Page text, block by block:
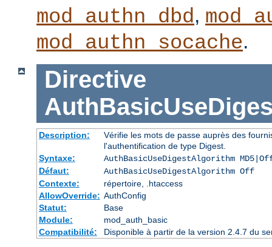
mod_authn_dbd,
mod_authn_socache.
Directive
Description:
Vérifie les mots de passe auprès des
l'authentification de type Digest.
Syntaxe:
AuthBasicUseDigestAlgorithm
Défaut:
AuthBasicUseDigestAlgorithm Off
Contexte:
répertoire, .htaccess
AllowOverride: AuthConfig
Statut:
Base
Module:
mod_auth_basic
Compatibilité:
Disponible à partir de la version 2.4.7 du